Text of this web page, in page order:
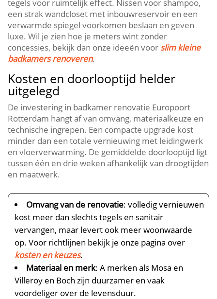
tegels voor ruimtelijk effect.​ Nissen voor shampoo,
een strak wandcloset met inbouwreservoir en een
verwarmde spiegel voorkomen beslaan en geven
luxe.​ Wil je zien hoe je meters wint zonder
concessies, bekijk dan onze ideeën voor slim kleine
badkamers renoveren.​
Kosten en doorlooptijd helder
uitgelegd
De investering in badkamer renovatie Europoort
Rotterdam hangt af van omvang, materiaalkeuze en
technische ingrepen.​ Een compacte upgrade kost
minder dan een totale vernieuwing met leidingwerk
en vloerverwarming.​ De gemiddelde doorlooptijd ligt
tussen één en drie weken afhankelijk van droogtijden
en maatwerk.​
Omvang van de renovatie: volledig vernieuwen
kost meer dan slechts tegels en sanitair
vervangen, maar levert ook meer woonwaarde
op.​ Voor richtlijnen bekijk je onze pagina over
kosten en keuzes.​
Materiaal en merk: A merken als Mosa en
Villeroy en Boch zijn duurzamer en vaak
voordeliger over de levensduur.​